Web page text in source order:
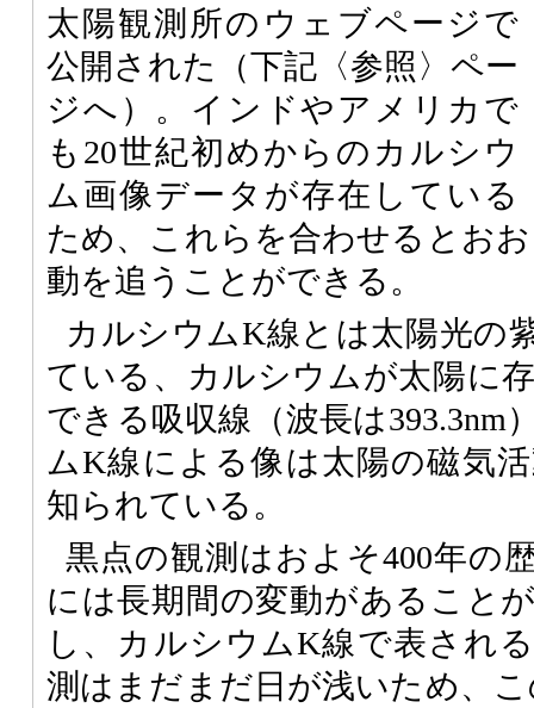
太陽観測所のウェブページで
公開された（下記〈参照〉ペー
ジへ）。インドやアメリカで
も20世紀初めからのカルシウ
ム画像データが存在している
ため、これらを合わせるとお
動を追うことができる。
カルシウムK線とは太陽光の
ている、カルシウムが太陽に
できる吸収線（波長は393.3nm
ムK線による像は太陽の磁気
知られている。
黒点の観測はおよそ400年の
には長期間の変動があること
し、カルシウムK線で表され
測はまだまだ日が浅いため、